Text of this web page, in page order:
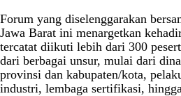
Forum yang diselenggarakan
Jawa Barat ini menargetkan
tercatat diikuti lebih dari 300
dari berbagai unsur, mulai dari
provinsi dan kabupaten/kota,
industri, lembaga sertifikasi,